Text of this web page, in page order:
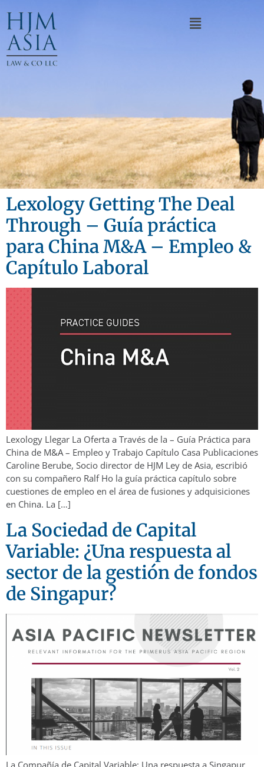
Lexology Getting The Deal
Through – Guía práctica
para China M&A – Empleo &
Capítulo Laboral
Lexology Llegar La Oferta a Través de la – Guía Práctica para
China de M&A – Empleo y Trabajo Capítulo Casa Publicaciones
Caroline Berube, Socio director de HJM Ley de Asia, escribió
con su compañero Ralf Ho la guía práctica capítulo sobre
cuestiones de empleo en el área de fusiones y adquisiciones
en China. La […]
La Sociedad de Capital
Variable: ¿Una respuesta al
sector de la gestión de fondos
de Singapur?